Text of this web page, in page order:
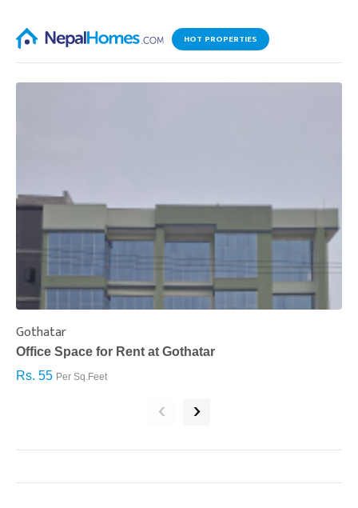
HOT PROPERTIES
Gothatar
Office Space for Rent at Gothatar
Rs. 55 Per Sq.Feet
‹ ›